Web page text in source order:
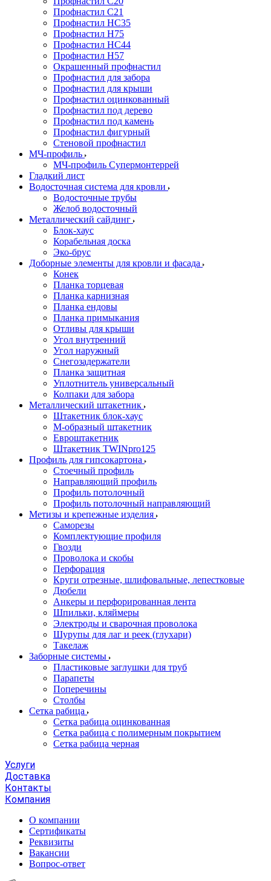
Профнастил С21
Профнастил НС35
Профнастил Н75
Профнастил HC44
Профнастил Н57
Окрашенный профнастил
Профнастил для забора
Профнастил для крыши
Профнастил оцинкованный
Профнастил под дерево
Профнастил под камень
Профнастил фигурный
Стеновой профнастил
МЧ-профиль
МЧ-профиль Супермонтеррей
Гладкий лист
Водосточная система для кровли
Водосточные трубы
Желоб водосточный
Металлический сайдинг
Блок-хаус
Корабельная доска
Эко-брус
Доборные элементы для кровли и фасада
Конек
Планка торцевая
Планка карнизная
Планка ендовы
Планка примыкания
Отливы для крыши
Угол внутренний
Угол наружный
Снегозадержатели
Планка защитная
Уплотнитель универсальный
Колпаки для забора
Металлический штакетник
Штакетник блок-хаус
М-образный штакетник
Евроштакетник
Штакетник TWINpro125
Профиль для гипсокартона
Стоечный профиль
Направляющий профиль
Профиль потолочный
Профиль потолочный направляющий
Метизы и крепежные изделия
Саморезы
Комплектующие профиля
Гвозди
Проволока и скобы
Перфорация
Круги отрезные, шлифовальные, лепестковые
Дюбели
Анкеры и перфорированная лента
Шпильки, кляймеры
Электроды и сварочная проволока
Шурупы для лаг и реек (глухари)
Такелаж
Заборные системы
Пластиковые заглушки для труб
Парапеты
Поперечины
Столбы
Сетка рабица
Сетка рабица оцинкованная
Сетка рабица с полимерным покрытием
Сетка рабица черная
Услуги
Доставка
Контакты
Компания
О компании
Сертификаты
Реквизиты
Вакансии
Вопрос-ответ